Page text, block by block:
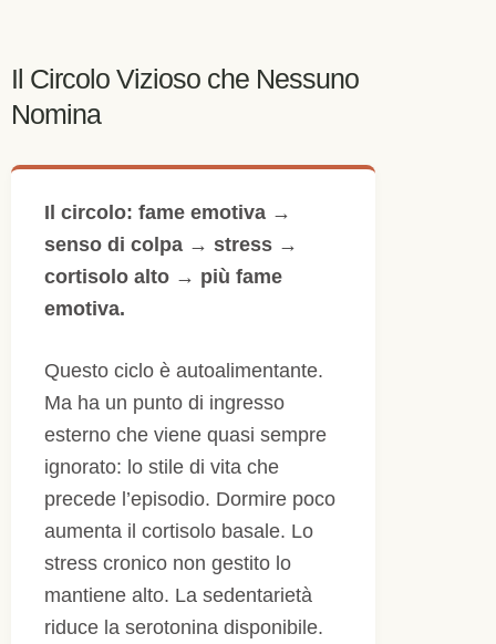
Il Circolo Vizioso che Nessuno
Nomina
Il circolo: fame emotiva →
senso di colpa → stress →
cortisolo alto → più fame
emotiva.
Questo ciclo è autoalimentante.
Ma ha un punto di ingresso
esterno che viene quasi sempre
ignorato: lo stile di vita che
precede l’episodio. Dormire poco
aumenta il cortisolo basale. Lo
stress cronico non gestito lo
mantiene alto. La sedentarietà
riduce la serotonina disponibile.